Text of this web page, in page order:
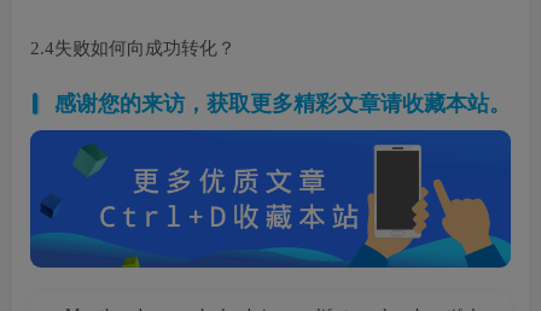
2.4失败如何向成功转化？
感谢您的来访，获取更多精彩文章请收藏本站。